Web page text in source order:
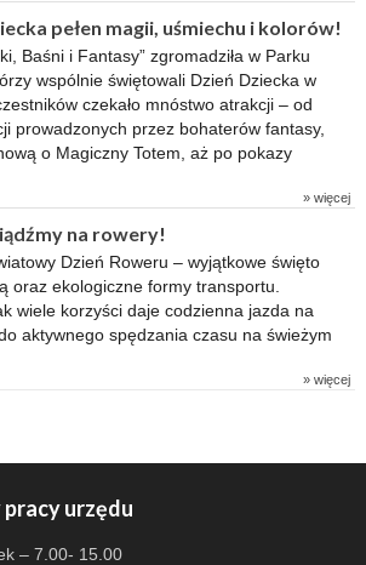
pełen magii, uśmiechu i kolorów!
Baśni i Fantasy” zgromadziła w Parku
wspólnie świętowali Dzień Dziecka w
czekało mnóstwo atrakcji – od
prowadzonych przez bohaterów fantasy,
o Magiczny Totem, aż po pokazy
» więcej
na rowery!
Dzień Roweru – wyjątkowe święto
oraz ekologiczne formy transportu.
wiele korzyści daje codzienna jazda na
aktywnego spędzania czasu na świeżym
» więcej
urzędu
– 7.00- 15.00